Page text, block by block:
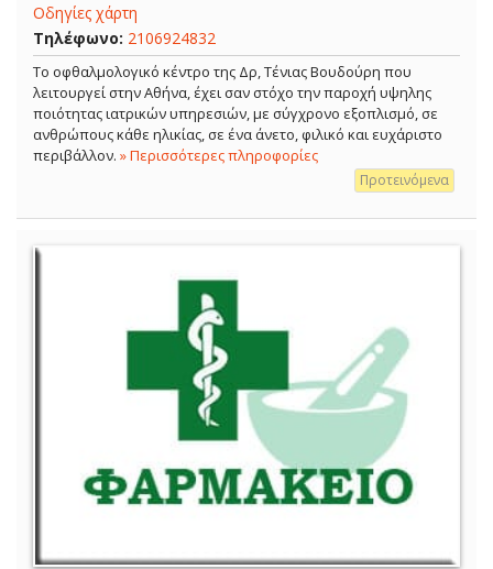
Οδηγίες χάρτη
Τηλέφωνο: 2106924832
Το οφθαλμολογικό κέντρο της Δρ, Τένιας Βουδούρη που
λειτουργεί στην Αθήνα, έχει σαν στόχο την παροχή υψηλης
ποιότητας ιατρικών υπηρεσιών, με σύγχρονο εξοπλισμό, σε
ανθρώπους κάθε ηλικίας, σε ένα άνετο, φιλικό και ευχάριστο
περιβάλλον. » Περισσότερες πληροφορίες
Προτεινόμενα